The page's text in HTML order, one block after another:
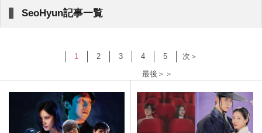
SeoHyun記事一覧
1 2 3 4 5
次＞
最後＞＞